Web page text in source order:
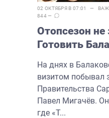
02 ОКТЯБРЯ В 07:01 —
844 —
Отопсезон не
Готовить
На днях в
визитом побывал
Правительства
Павел Мигачёв.
где «Т...